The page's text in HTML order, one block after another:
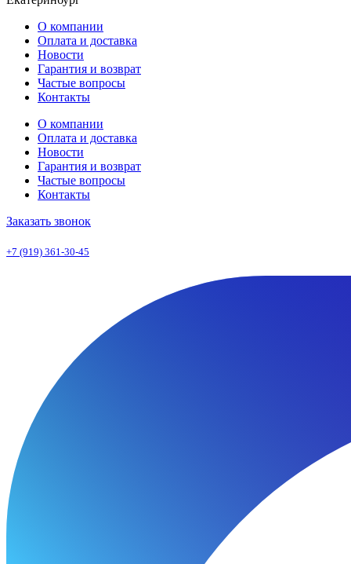
О компании
Оплата и доставка
Новости
Гарантия и возврат
Частые вопросы
Контакты
О компании
Оплата и доставка
Новости
Гарантия и возврат
Частые вопросы
Контакты
Заказать звонок
+7 (919) 361-30-45